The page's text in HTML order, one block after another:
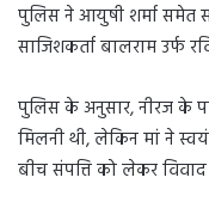
पुलिस ने आयुषी शर्मा समेत
साजिशकर्ता बालराम उर्फ
पुलिस के अनुसार, नीरज के
मिलनी थी, लेकिन मां ने
बीच संपत्ति को लेकर